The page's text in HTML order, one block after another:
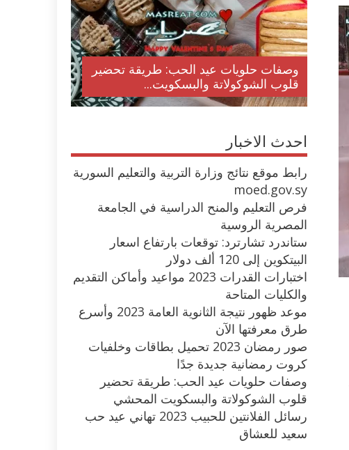
وصفات أكلات عيد راس السنة الميلادية
والميلاد المجيد الكريسما...
احدث الاخبار
رابط موقع نتائج وزارة التربية والتعليم السورية
moed.gov.sy
فرص التعليم والمنح الدراسية في الجامعة
المصرية الروسية
ستاندرد تشارترد: توقعات بارتفاع اسعار
البيتكوين إلى 120 ألف دولار
اختبارات القدرات 2023 مواعيد وأماكن التقديم
والكليات المتاحة
موعد ظهور نتيجة الثانوية العامة 2023 وأسرع
طرق معرفتها الآن
صور رمضان 2023 تحميل بطاقات وخلفيات
كروت رمضانية جديدة جدًا
وصفات حلويات عيد الحب: طريقة تحضير
قلوب الشوكولاتة والبسكويت المحشي
رسائل الفلانتين للحبيب 2023 تهاني عيد حب
سعيد للعشاق